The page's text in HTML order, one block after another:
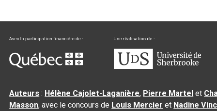
Auteurs : Hélène Cajolet-Laganière, Pierre Martel et
Masson, avec le concours de Louis Mercier et Nadine